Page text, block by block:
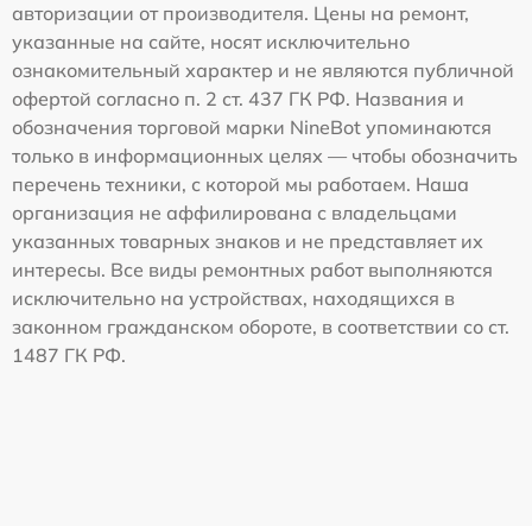
авторизации от производителя. Цены на ремонт,
указанные на сайте, носят исключительно
ознакомительный характер и не являются публичной
офертой согласно п. 2 ст. 437 ГК РФ. Названия и
обозначения торговой марки NineBot упоминаются
только в информационных целях — чтобы обозначить
перечень техники, с которой мы работаем. Наша
организация не аффилирована с владельцами
указанных товарных знаков и не представляет их
интересы. Все виды ремонтных работ выполняются
исключительно на устройствах, находящихся в
законном гражданском обороте, в соответствии со ст.
1487 ГК РФ.